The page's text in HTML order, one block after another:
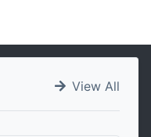
View All